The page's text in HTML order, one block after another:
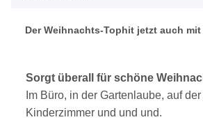
Der Weihnachts-Tophit jetzt auch
Sorgt überall für schöne
Im Büro, in der Gartenlaube, auf
Kinderzimmer und und und.